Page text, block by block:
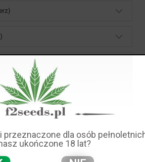
Seeds
przeznaczone dla osób
ukończone 18 lat?